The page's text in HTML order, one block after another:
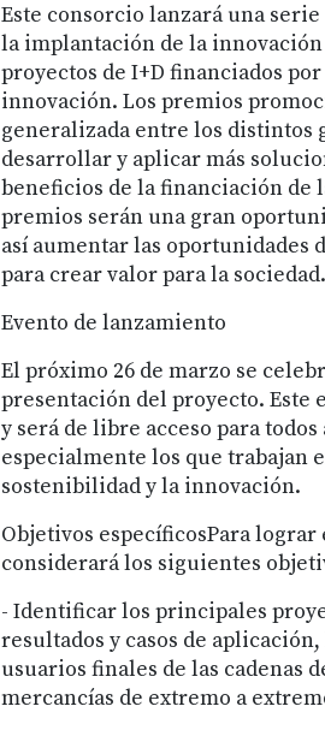
Este consorcio lanzará una
la implantación de la
proyectos de I+D financiados
innovación. Los premios
generalizada entre los distintos
desarrollar y aplicar más
beneficios de la financiación de
premios serán una gran
así aumentar las oportunidades
para crear valor para la sociedad.
Evento de lanzamiento
El próximo 26 de marzo se
presentación del proyecto. Este
y será de libre acceso para
especialmente los que trabajan
sostenibilidad y la innovación.
Objetivos específicosPara
considerará los siguientes
- Identificar los principales
resultados y casos de
usuarios finales de las cadenas
mercancías de extremo a